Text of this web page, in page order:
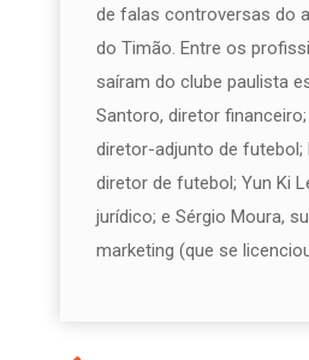
de falas controversas do
do Timão. Entre os
saíram do clube paulista
Santoro, diretor
diretor-adjunto de futebol;
diretor de futebol; Yun Ki
jurídico; e Sérgio Moura,
marketing (que se